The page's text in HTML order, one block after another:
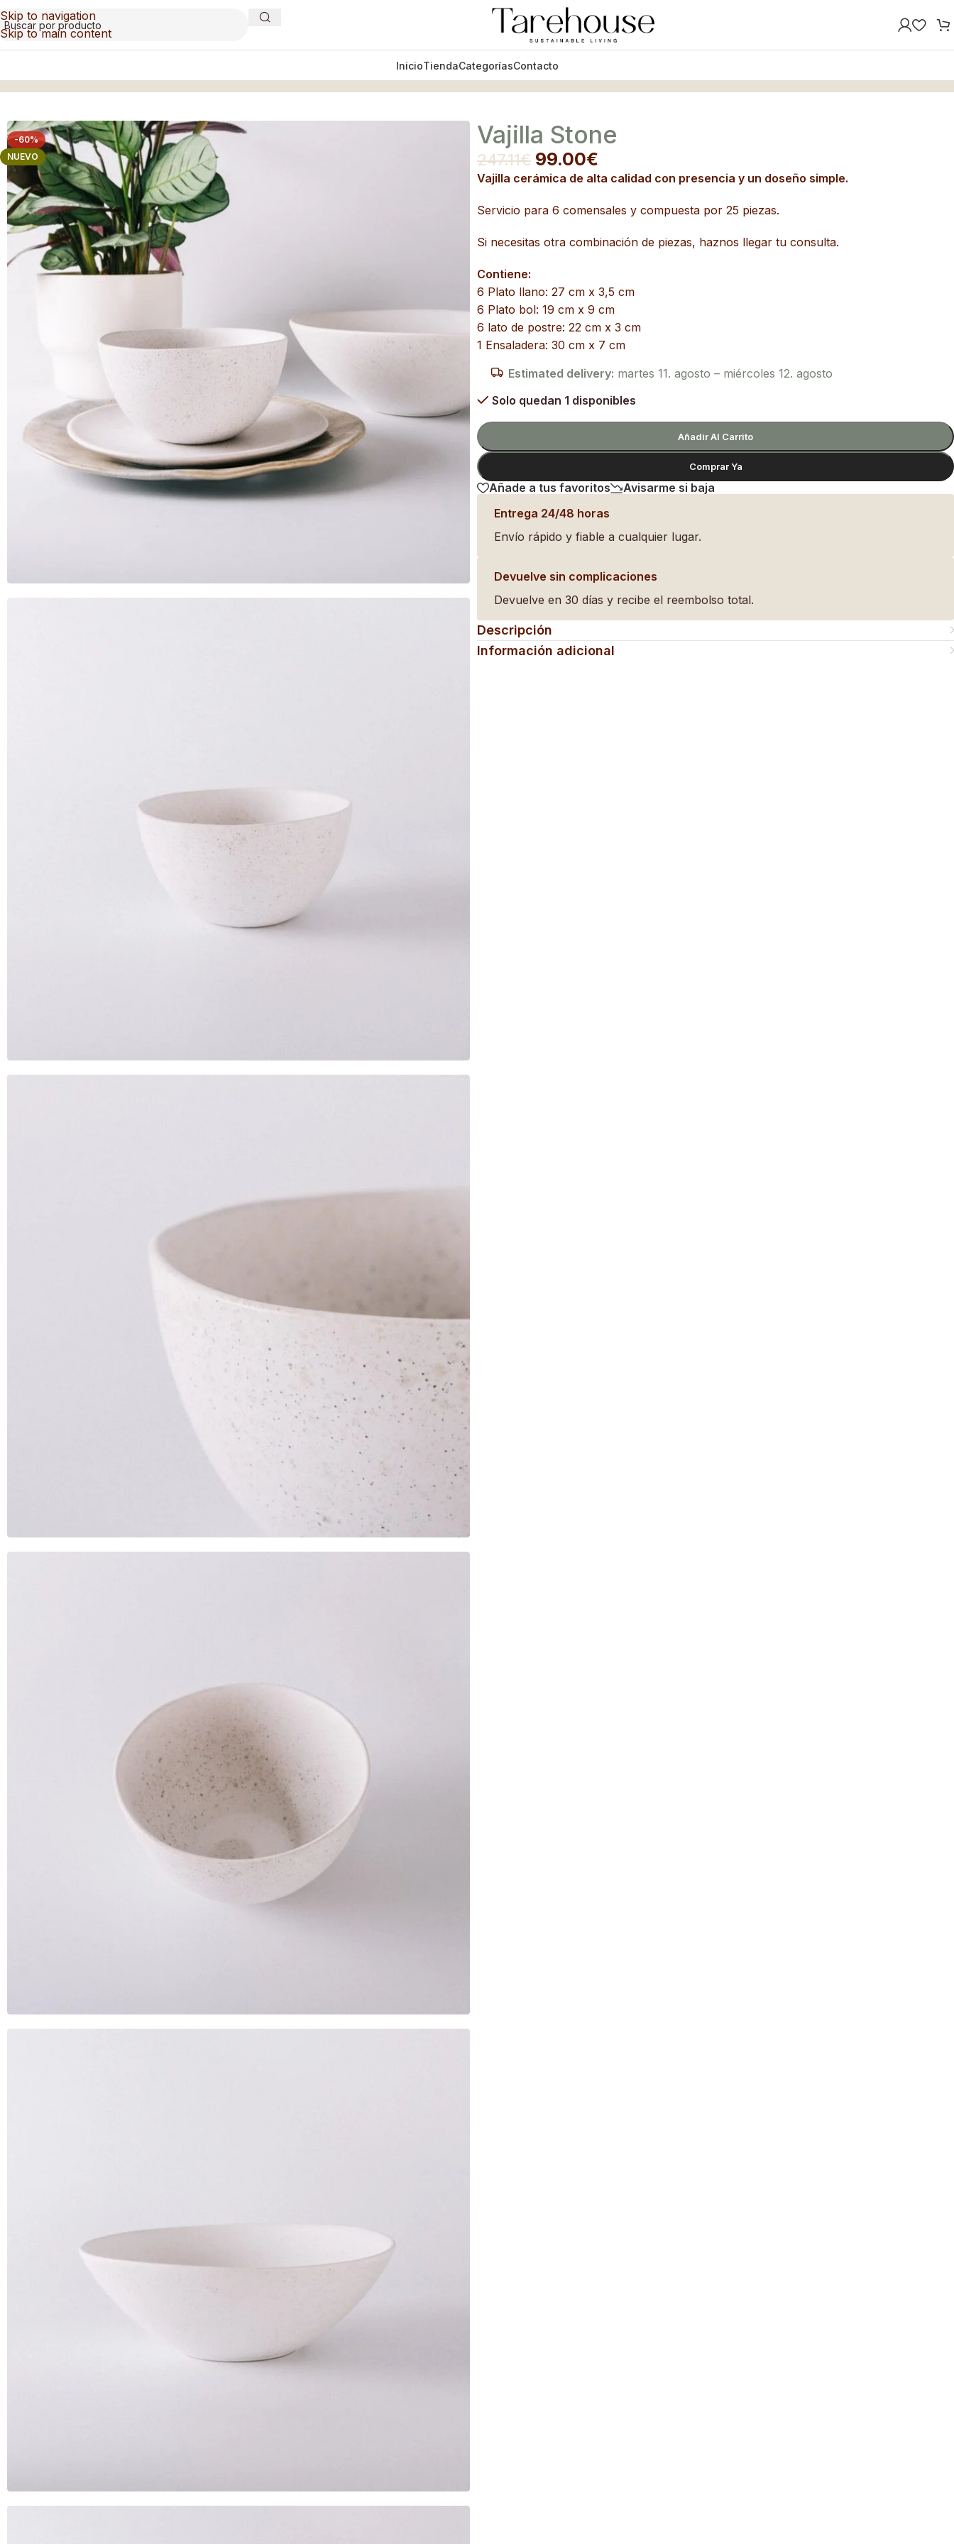
Skip to navigation
Skip to main content
InicioTiendaCategoríasContacto
-60%
NUEVO
Vajilla Stone
247.11€ 99.00€
Vajilla cerámica de alta calidad con presencia y un doseño simple.
Servicio para 6 comensales y compuesta por 25 piezas.
Si necesitas otra combinación de piezas, haznos llegar tu consulta.
Contiene:
6 Plato llano: 27 cm x 3,5 cm
6 Plato bol: 19 cm x 9 cm
6 lato de postre: 22 cm x 3 cm
1 Ensaladera: 30 cm x 7 cm
Estimated delivery: martes 11. agosto – miércoles 12. agosto
Solo quedan 1 disponibles
Añadir Al Carrito
Comprar Ya
Añade a tus favoritos
Avisarme si baja
Entrega 24/48 horas
Envío rápido y fiable a cualquier lugar.
Devuelve sin complicaciones
Devuelve en 30 días y recibe el reembolso total.
Descripción
Información adicional